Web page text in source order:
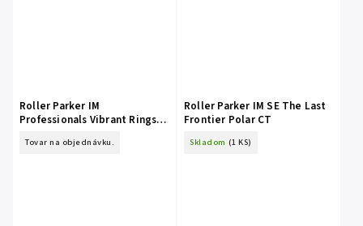
Roller Parker IM
Professionals Vibrant Rings
Tovar na objednávku.
Roller Parker IM SE The Last
Frontier Polar CT
Skladom (1 KS)